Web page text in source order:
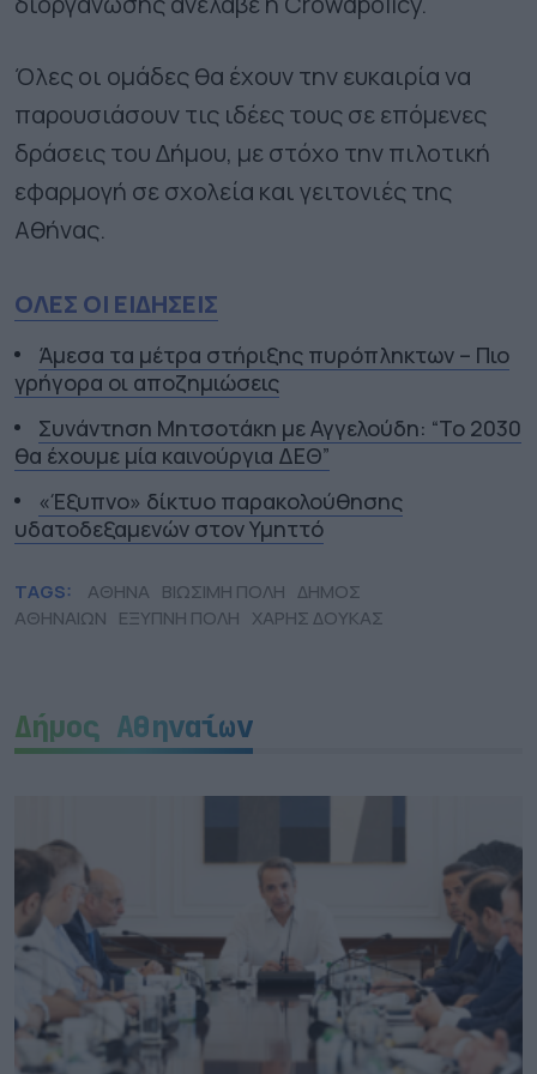
Όλες οι ομάδες θα έχουν την ευκαιρία να
παρουσιάσουν τις ιδέες τους σε επόμενες
δράσεις του Δήμου, με στόχο την πιλοτική
εφαρμογή σε σχολεία και γειτονιές της
Αθήνας.
ΟΛΕΣ ΟΙ ΕΙΔΗΣΕΙΣ
Άμεσα τα μέτρα στήριξης πυρόπληκτων – Πιο
γρήγορα οι αποζημιώσεις
Συνάντηση Μητσοτάκη με Αγγελούδη: “Το 2030
θα έχουμε μία καινούργια ΔΕΘ”
«Έξυπνο» δίκτυο παρακολούθησης
υδατοδεξαμενών στον Υμηττό
TAGS: ΑΘΗΝΑ ΒΙΩΣΙΜΗ ΠΟΛΗ ΔΗΜΟΣ
ΑΘΗΝΑΙΩΝ ΕΞΥΠΝΗ ΠΟΛΗ ΧΑΡΗΣ ΔΟΥΚΑΣ
Δήμος Αθηναίων